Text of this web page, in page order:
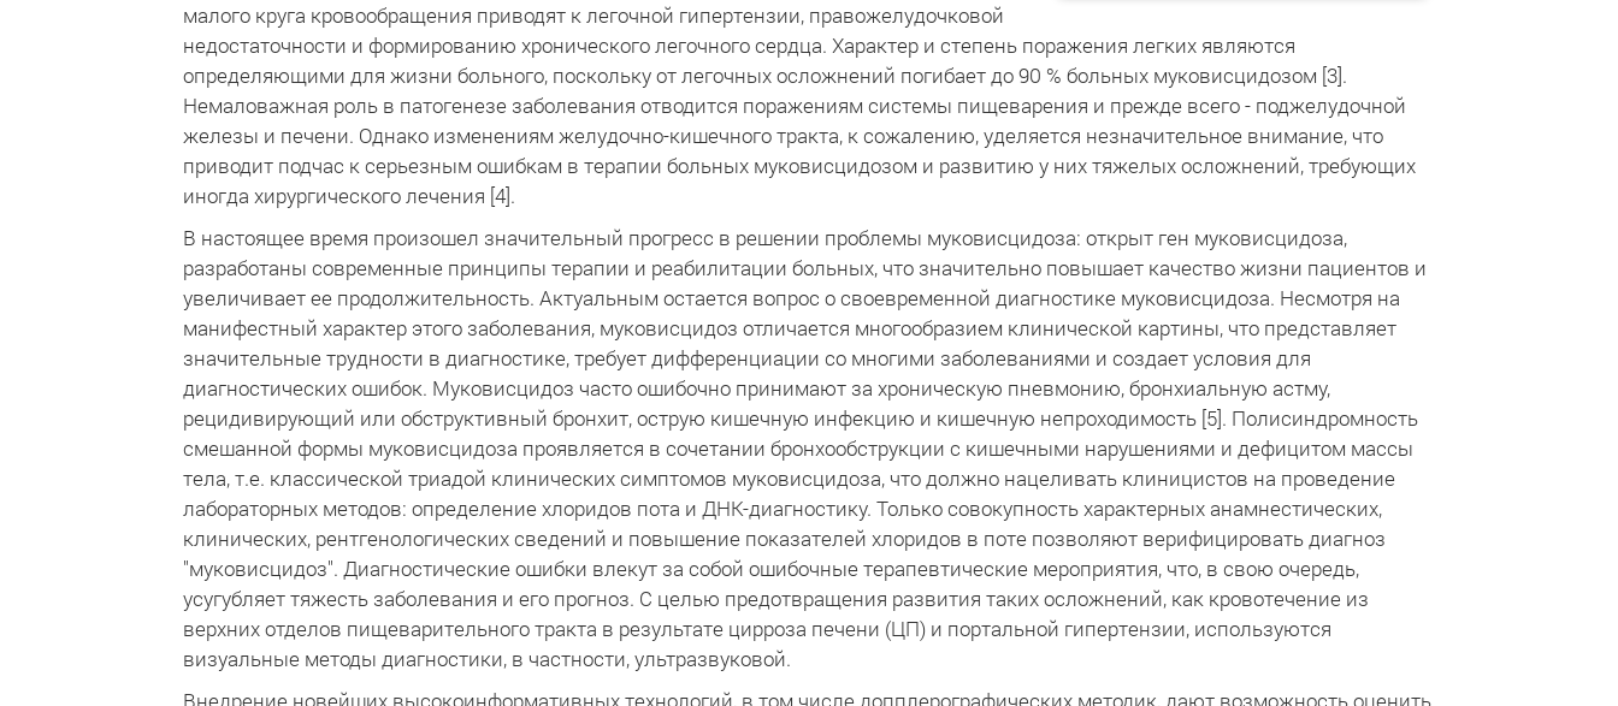
малого круга кровообращения приводят к легочной гипертензии, правожелудочковой
недостаточности и формированию хронического легочного сердца. Характер и степень поражения легких являются
определяющими для жизни больного, поскольку от легочных осложнений погибает до 90 % больных муковисцидозом [3].
Немаловажная роль в патогенезе заболевания отводится поражениям системы пищеварения и прежде всего - поджелудочной
железы и печени. Однако изменениям желудочно-кишечного тракта, к сожалению, уделяется незначительное внимание, что
приводит подчас к серьезным ошибкам в терапии больных муковисцидозом и развитию у них тяжелых осложнений, требующих
иногда хирургического лечения [4].
В настоящее время произошел значительный прогресс в решении проблемы муковисцидоза: открыт ген муковисцидоза,
разработаны современные принципы терапии и реабилитации больных, что значительно повышает качество жизни пациентов и
увеличивает ее продолжительность. Актуальным остается вопрос о своевременной диагностике муковисцидоза. Несмотря на
манифестный характер этого заболевания, муковисцидоз отличается многообразием клинической картины, что представляет
значительные трудности в диагностике, требует дифференциации со многими заболеваниями и создает условия для
диагностических ошибок. Муковисцидоз часто ошибочно принимают за хроническую пневмонию, бронхиальную астму,
рецидивирующий или обструктивный бронхит, острую кишечную инфекцию и кишечную непроходимость [5]. Полисиндромность
смешанной формы муковисцидоза проявляется в сочетании бронхообструкции с кишечными нарушениями и дефицитом массы
тела, т.е. классической триадой клинических симптомов муковисцидоза, что должно нацеливать клиницистов на проведение
лабораторных методов: определение хлоридов пота и ДНК-диагностику. Только совокупность характерных анамнестических,
клинических, рентгенологических сведений и повышение показателей хлоридов в поте позволяют верифицировать диагноз
"муковисцидоз". Диагностические ошибки влекут за собой ошибочные терапевтические мероприятия, что, в свою очередь,
усугубляет тяжесть заболевания и его прогноз. С целью предотвращения развития таких осложнений, как кровотечение из
верхних отделов пищеварительного тракта в результате цирроза печени (ЦП) и портальной гипертензии, используются
визуальные методы диагностики, в частности, ультразвуковой.